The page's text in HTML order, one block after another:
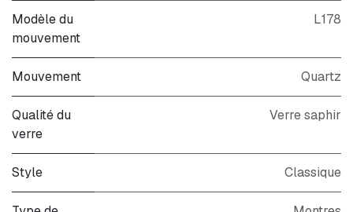
Modèle du
mouvement
L178
Mouvement Quartz
Qualité du
verre
Verre saphir
Style Classique